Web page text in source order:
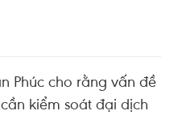
Phúc cho rằng vấn đề
kiểm soát đại dịch